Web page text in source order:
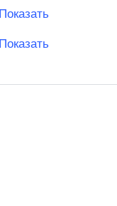
Показать
Показать